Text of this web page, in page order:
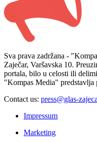
Sva prava zadržana -
Zaječar, Varšavska 10.
portala, bilo u celosti ili
"Kompas Media" predstavlja
Contact us: press@glas-
Impressum
Marketing